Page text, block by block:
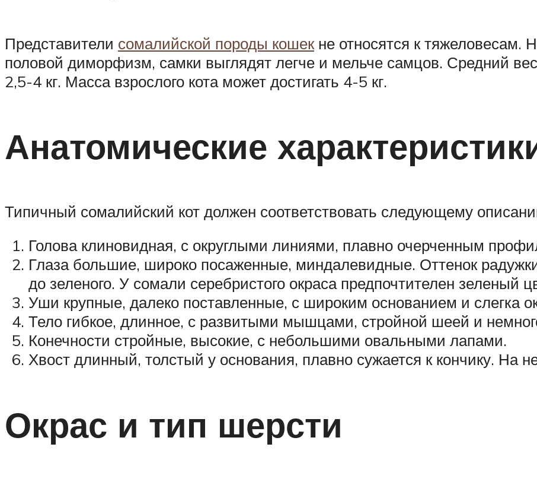
Представители сомалийской породы кошек не относятся к тяжеловесам.
половой диморфизм, самки выглядят легче и мельче самцов. Средний
2,5-4 кг. Масса взрослого кота может достигать 4-5 кг.
Анатомические
Типичный сомалийский кот должен соответствовать следующему
Голова клиновидная, с округлыми линиями, плавно очерченным
Глаза большие, широко посаженные, миндалевидные. Оттенок
до зеленого. У сомали серебристого окраса предпочтителен зеленый
Уши крупные, далеко поставленные, с широким основанием и слегка
Тело гибкое, длинное, с развитыми мышцами, стройной шеей и
Конечности стройные, высокие, с небольшими овальными лапами.
Хвост длинный, толстый у основания, плавно сужается к кончику. На
Окрас и тип шерсти